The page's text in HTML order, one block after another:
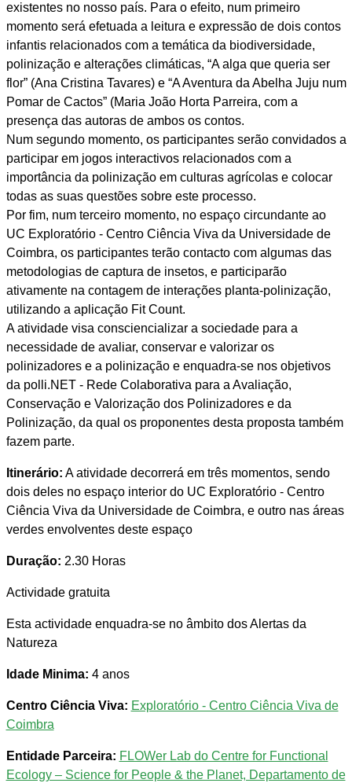
existentes no nosso país. Para o efeito, num primeiro
momento será efetuada a leitura e expressão de dois contos
infantis relacionados com a temática da biodiversidade,
polinização e alterações climáticas, “A alga que queria ser
flor” (Ana Cristina Tavares) e “A Aventura da Abelha Juju num
Pomar de Cactos” (Maria João Horta Parreira, com a
presença das autoras de ambos os contos.
Num segundo momento, os participantes serão convidados a
participar em jogos interactivos relacionados com a
importância da polinização em culturas agrícolas e colocar
todas as suas questões sobre este processo.
Por fim, num terceiro momento, no espaço circundante ao
UC Exploratório - Centro Ciência Viva da Universidade de
Coimbra, os participantes terão contacto com algumas das
metodologias de captura de insetos, e participarão
ativamente na contagem de interações planta-polinização,
utilizando a aplicação Fit Count.
A atividade visa consciencializar a sociedade para a
necessidade de avaliar, conservar e valorizar os
polinizadores e a polinização e enquadra-se nos objetivos
da polli.NET - Rede Colaborativa para a Avaliação,
Conservação e Valorização dos Polinizadores e da
Polinização, da qual os proponentes desta proposta também
fazem parte.
Itinerário: A atividade decorrerá em três momentos, sendo
dois deles no espaço interior do UC Exploratório - Centro
Ciência Viva da Universidade de Coimbra, e outro nas áreas
verdes envolventes deste espaço
Duração: 2.30 Horas
Actividade gratuita
Esta actividade enquadra-se no âmbito dos Alertas da
Natureza
Idade Minima: 4 anos
Centro Ciência Viva: Exploratório - Centro Ciência Viva de
Coimbra
Entidade Parceira: FLOWer Lab do Centre for Functional
Ecology – Science for People & the Planet, Departamento de